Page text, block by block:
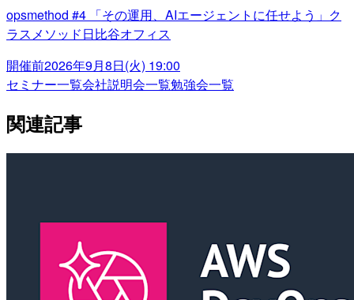
opsmethod #4 「その運用、AIエージェントに任せよう」ク
ラスメソッド日比谷オフィス
開催前2026年9月8日(火) 19:00
セミナー一覧会社説明会一覧勉強会一覧
関連記事